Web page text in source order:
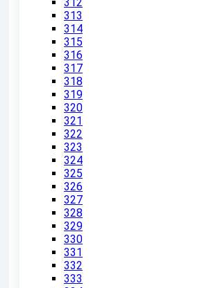
312
313
314
315
316
317
318
319
320
321
322
323
324
325
326
327
328
329
330
331
332
333